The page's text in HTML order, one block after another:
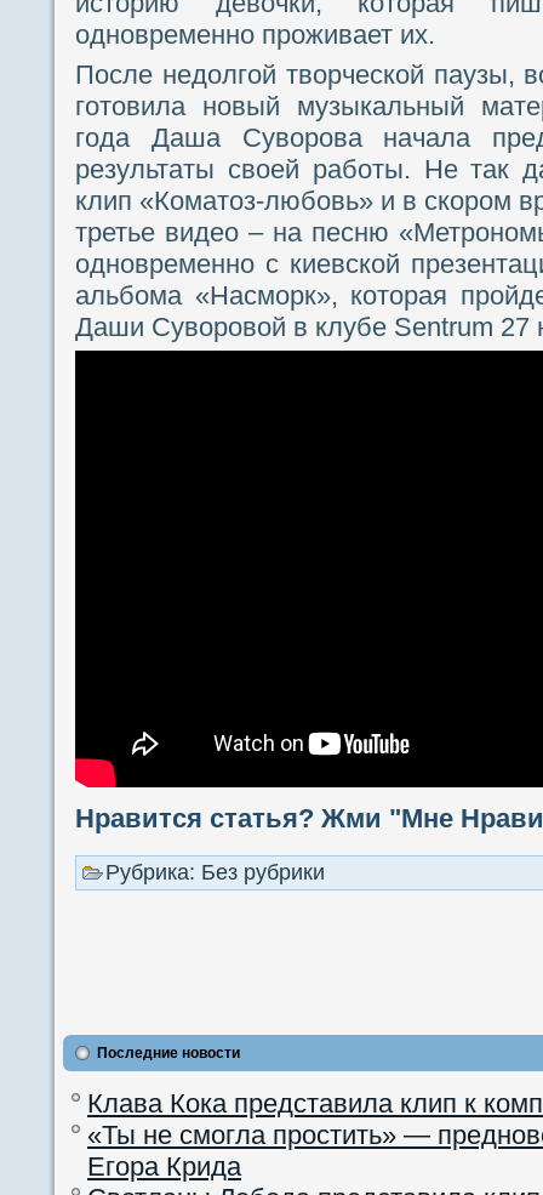
одновременно проживает их.
После недолгой творческой паузы,
готовила новый музыкальный
года Даша Суворова начала
результаты своей работы. Не так
клип «Коматоз-любовь» и в скором
третье видео – на песню
одновременно с киевской
альбома «Насморк», которая
Даши Суворовой в клубе Sentrum 27
Нравится статья? Жми "Мне
Рубрика: Без рубрики
Последние новости
Клава Кока представила клип к
«Ты не смогла простить» —
Егора Крида